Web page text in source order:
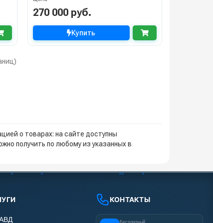
270 000 руб.
Купить
о товарах: на сайте доступны
получить по любому из указанных в
КОНТАКТЫ
Бесплатный